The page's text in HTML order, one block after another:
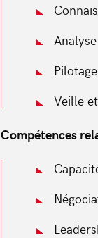
Veille
Compétences